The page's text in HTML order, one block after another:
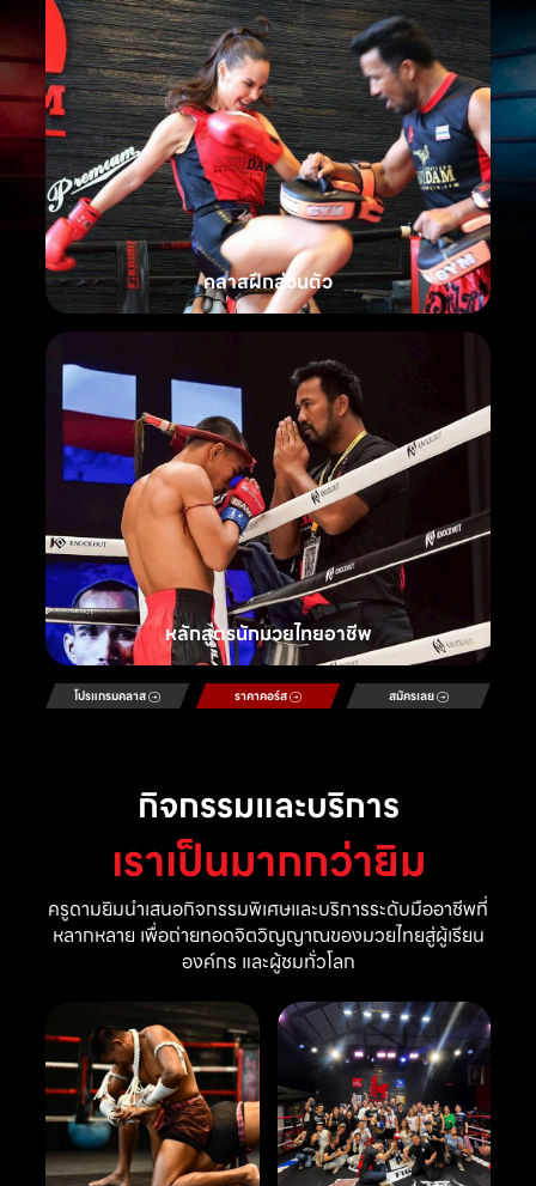
คลาสฝึกส่วนตัว
หลักสูตรนักมวยไทยอาชีพ
โปรแกรมคลาส ราคาคอร์ส สมัครเลย
กิจกรรมและบริการ
เราเป็นมากกว่ายิม
ครูดามยิมนำเสนอกิจกรรมพิเศษและบริการระดับมืออาชีพที่
หลากหลาย เพื่อถ่ายทอดจิตวิญญาณของมวยไทยสู่ผู้เรียน
องค์กร และผู้ชมทั่วโลก